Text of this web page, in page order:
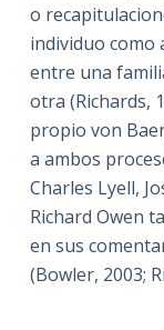
o
individuo como
entre una
otra (Richards,
propio von
a ambos
Charles Lyell,
Richard Owen
en sus
(Bowler, 2003;